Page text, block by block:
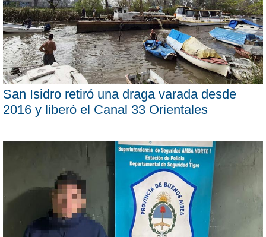
San Isidro retiró una draga varada desde
2016 y liberó el Canal 33 Orientales